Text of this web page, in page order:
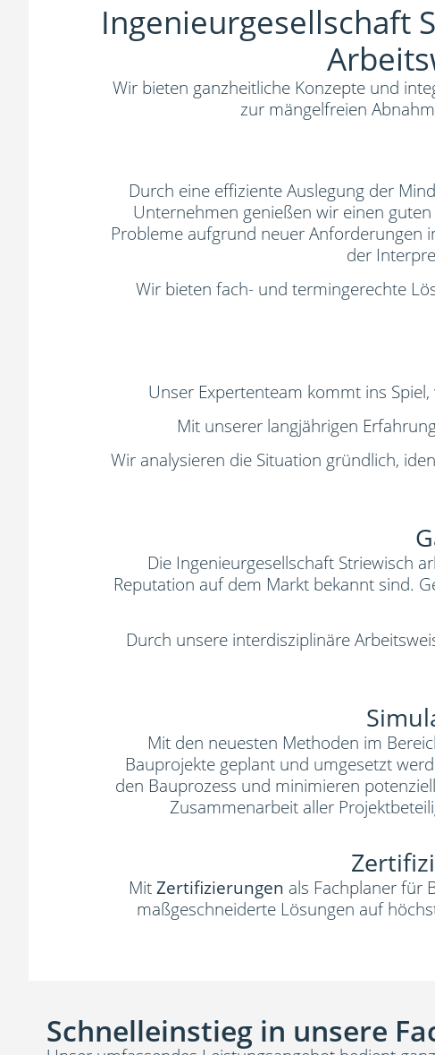
Ingenieurgesellschaft
Wir bieten ganzheitliche Konzepte und
zur mängelfreien
Durch eine effiziente Auslegung der
Unternehmen genießen wir einen
Probleme aufgrund neuer Anforderungen
der
Wir bieten fach- und termingerechte
Unser Expertenteam kommt ins
Mit unserer langjährigen
Wir analysieren die Situation gründlich,
Die Ingenieurgesellschaft Striewisch
Reputation auf dem Markt bekannt sind.
Durch unsere interdisziplinäre
Mit den neuesten Methoden im
Bauprojekte geplant und umgesetzt
den Bauprozess und minimieren
Zusammenarbeit aller
MitZertifizierungen als Fachplaner für
maßgeschneiderte Lösungen auf
Schnelleinstieg in unsere